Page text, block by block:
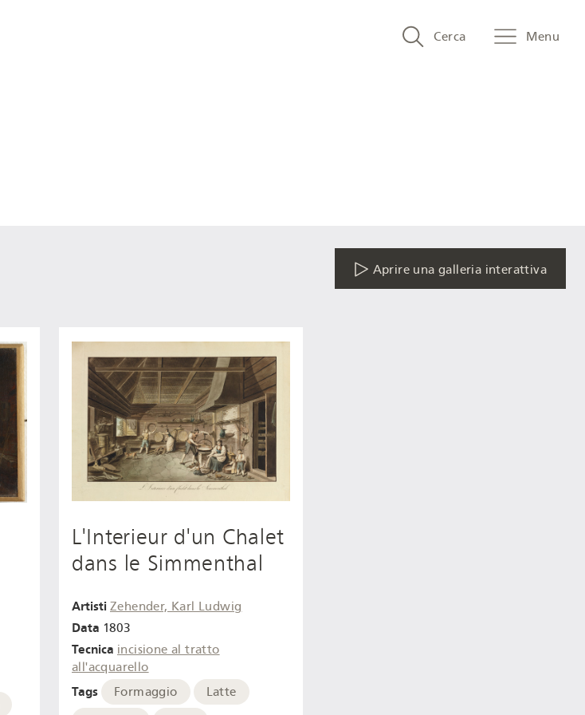
Search
Cerca Menu
Aprire una galleria interattiva
L'Interieur d'un Chalet
dans le Simmenthal
Artisti Zehender, Karl Ludwig
Data 1803
Tecnica incisione al tratto
all'acquarello
Tags Formaggio
Latte